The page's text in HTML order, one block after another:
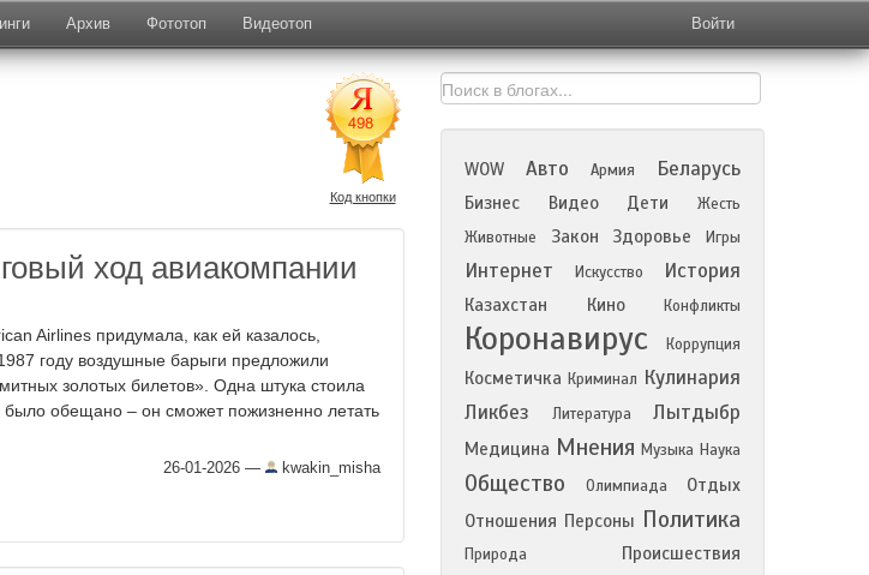
Архив Фототоп Видеотоп Войти
Код кнопки
ход авиакомпании
Airlines придумала, как ей казалось,
году воздушные барыги предложили
золотых билетов». Одна штука стоила
было обещано – он сможет пожизненно летать
26-01-2026 — kwakin_misha
WOW Авто Армия Беларусь
Бизнес Видео Дети
Жесть
Животные
Закон Здоровье Игры
Интернет Искусство История
Казахстан Кино Конфликты
Коронавирус Коррупция
Косметичка Криминал Кулинария
Ликбез
Литература Лытдыбр
Медицина Мнения Музыка Наука
Общество Олимпиада
Отдых
Отношения Персоны Политика
Природа
Происшествия